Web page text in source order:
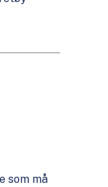
som må